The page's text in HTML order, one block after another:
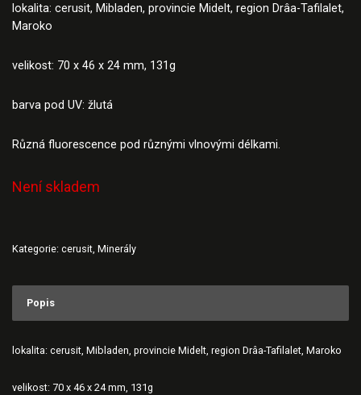
lokalita: cerusit, Mibladen, provincie Midelt, region Drâa-Tafilalet,
Maroko
velikost: 70 x 46 x 24 mm, 131g
barva pod UV: žlutá
Různá fluorescence pod různými vlnovými délkami.
Není skladem
Kategorie: cerusit Minerály
Popis
lokalita: cerusit, Mibladen, provincie Midelt, region Drâa-Tafilalet, Maroko
velikost: 70 x 46 x 24 mm, 131g